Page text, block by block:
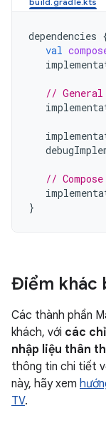
dependencies
val
// General
//
}
Điểm khác
Các thành phần
khách, với các
nhập liệu thân
thông tin chi tiết
này, hãy xem
TV.